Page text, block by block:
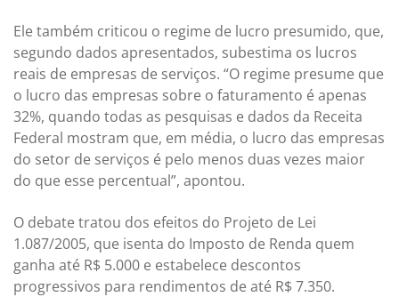
Ele também criticou o regime de lucro presumido, que,
segundo dados apresentados, subestima os lucros
reais de empresas de serviços. “O regime presume que
o lucro das empresas sobre o faturamento é apenas
32%, quando todas as pesquisas e dados da Receita
Federal mostram que, em média, o lucro das empresas
do setor de serviços é pelo menos duas vezes maior
do que esse percentual”, apontou.
O debate tratou dos efeitos do Projeto de Lei
1.087/2005, que isenta do Imposto de Renda quem
ganha até R$ 5.000 e estabelece descontos
progressivos para rendimentos de até R$ 7.350.